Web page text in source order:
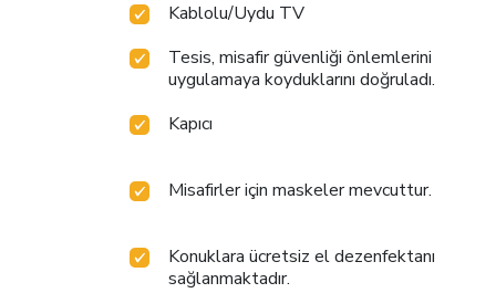
Kablolu/Uydu TV
Tesis, misafir güvenliği önlemlerini
uygulamaya koyduklarını doğruladı.
Kapıcı
Misafirler için maskeler mevcuttur.
Konuklara ücretsiz el dezenfektanı
sağlanmaktadır.